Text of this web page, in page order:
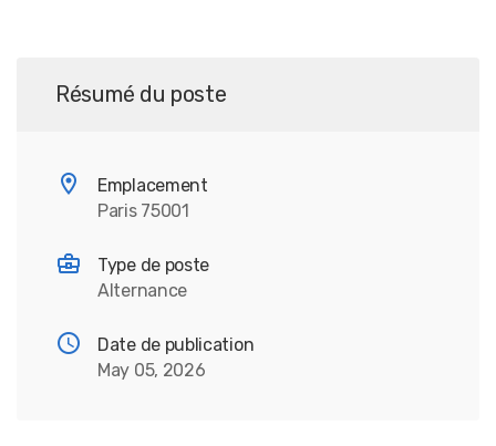
Résumé du poste
Emplacement
Paris 75001
Type de poste
Alternance
Date de publication
May 05, 2026